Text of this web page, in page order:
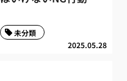
2025.05.28
未分類